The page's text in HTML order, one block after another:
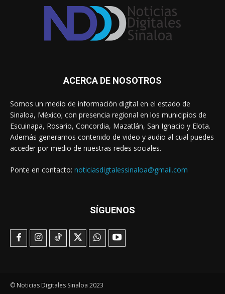
ACERCA DE NOSOTROS
Somos un medio de información digital en el estado de
Sinaloa, México; con presencia regional en los municipios de
Escuinapa, Rosario, Concordia, Mazatlán, San Ignacio y Elota.
Además generamos contenido de video y audio al cual puedes
acceder por medio de nuestras redes sociales.
Ponte en contacto: noticiasdigtalessinaloa@gmail.com
SÍGUENOS
© Noticias Digitales Sinaloa 2023